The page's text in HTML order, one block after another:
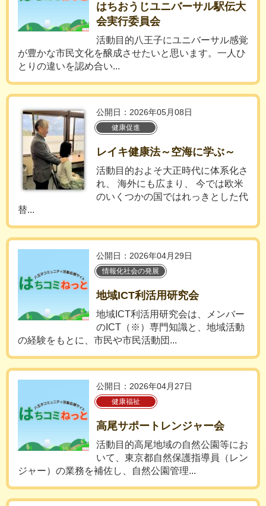
はちおうじユニバーサル駅伝大
会実行委員会
活動目的八王子にユニバーサル感覚
が豊かな市民文化を醸成させたいと思います。一人ひ
とりの違いを認め合い...
公開日：2026年05月08日
健康促進
レイキ健康法～空海に学ぶ～
活動目的およそ大正時代に体系化さ
れ、 海外にも広まり、 今では欧米
のいくつかの国ではれっきとした代
替...
公開日：2026年04月29日
情報化社会の発展
地域ICT利活用研究会
地域ICT利活用研究会は、メンバー
のICT（※）専門知識と、地域活動
の経験をもとに、市民や市民活動団...
公開日：2026年04月27日
健康福祉
高尾サポートレンジャー会
活動目的高尾地域の自然公園等にお
いて、東京都自然保護指導員（レン
ジャー）の業務を補佐し、自然公園管理...